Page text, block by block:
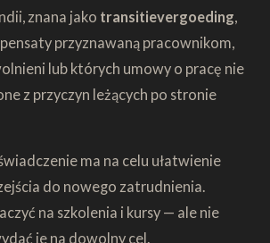
znana jako transitievergoeding,
przyznawaną pracownikom,
lub których umowy o pracę nie
z przyczyn leżących po stronie
ma na celu ułatwienie
do nowego zatrudnienia.
na szkolenia i kursy — ale nie
je na dowolny cel.